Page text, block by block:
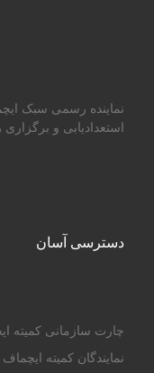
نماینده رسمی سبک
استعدادیابی و
دسترسی آسان
چارت سازمانی کمیته
نمایندگان کمیته ایچماف